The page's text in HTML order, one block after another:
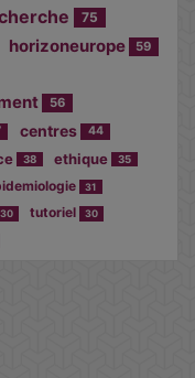
75
horizoneurope 59
56
centres 44
38 ethique 35
31
30 tutoriel 30